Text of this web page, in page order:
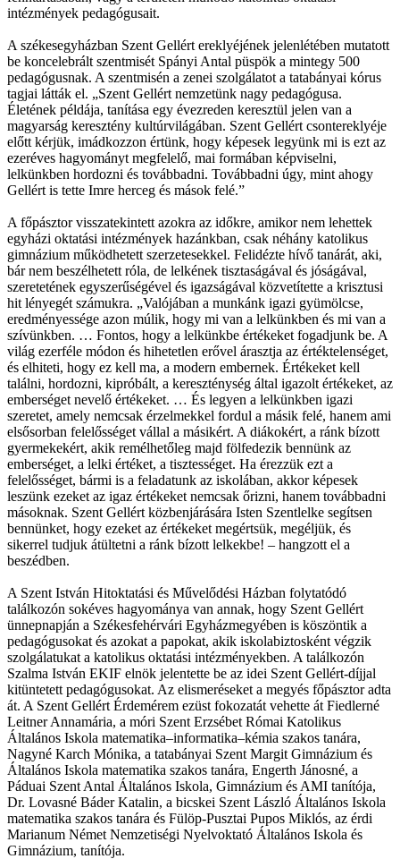
intézmények pedagógusait.
A székesegyházban Szent Gellért ereklyéjének jelenlétében mutatott
be koncelebrált szentmisét Spányi Antal püspök a mintegy 500
pedagógusnak. A szentmisén a zenei szolgálatot a tatabányai kórus
tagjai látták el. „Szent Gellért nemzetünk nagy pedagógusa.
Életének példája, tanítása egy évezreden keresztül jelen van a
magyarság keresztény kultúrvilágában. Szent Gellért csontereklyéje
előtt kérjük, imádkozzon értünk, hogy képesek legyünk mi is ezt az
ezeréves hagyományt megfelelő, mai formában képviselni,
lelkünkben hordozni és továbbadni. Továbbadni úgy, mint ahogy
Gellért is tette Imre herceg és mások felé.”
A főpásztor visszatekintett azokra az időkre, amikor nem lehettek
egyházi oktatási intézmények hazánkban, csak néhány katolikus
gimnázium működhetett szerzetesekkel. Felidézte hívő tanárát, aki,
bár nem beszélhetett róla, de lelkének tisztaságával és jóságával,
szeretetének egyszerűségével és igazságával közvetítette a krisztusi
hit lényegét számukra. „Valójában a munkánk igazi gyümölcse,
eredményessége azon múlik, hogy mi van a lelkünkben és mi van a
szívünkben. … Fontos, hogy a lelkünkbe értékeket fogadjunk be. A
világ ezerféle módon és hihetetlen erővel árasztja az értéktelenséget,
és elhiteti, hogy ez kell ma, a modern embernek. Értékeket kell
találni, hordozni, kipróbált, a kereszténység által igazolt értékeket, az
emberséget nevelő értékeket. … És legyen a lelkünkben igazi
szeretet, amely nemcsak érzelmekkel fordul a másik felé, hanem ami
elsősorban felelősséget vállal a másikért. A diákokért, a ránk bízott
gyermekekért, akik remélhetőleg majd fölfedezik bennünk az
emberséget, a lelki értéket, a tisztességet. Ha érezzük ezt a
felelősséget, bármi is a feladatunk az iskolában, akkor képesek
leszünk ezeket az igaz értékeket nemcsak őrizni, hanem továbbadni
másoknak. Szent Gellért közbenjárására Isten Szentlelke segítsen
bennünket, hogy ezeket az értékeket megértsük, megéljük, és
sikerrel tudjuk átültetni a ránk bízott lelkekbe! – hangzott el a
beszédben.
A Szent István Hitoktatási és Művelődési Házban folytatódó
találkozón sokéves hagyománya van annak, hogy Szent Gellért
ünnepnapján a Székesfehérvári Egyházmegyében is köszöntik a
pedagógusokat és azokat a papokat, akik iskolabiztosként végzik
szolgálatukat a katolikus oktatási intézményekben. A találkozón
Szalma István EKIF elnök jelentette be az idei Szent Gellért-díjjal
kitüntetett pedagógusokat. Az elismeréseket a megyés főpásztor adta
át. A Szent Gellért Érdemérem ezüst fokozatát vehette át Fiedlerné
Leitner Annamária, a móri Szent Erzsébet Római Katolikus
Általános Iskola matematika–informatika–kémia szakos tanára,
Nagyné Karch Mónika, a tatabányai Szent Margit Gimnázium és
Általános Iskola matematika szakos tanára, Engerth Jánosné, a
Páduai Szent Antal Általános Iskola, Gimnázium és AMI tanítója,
Dr. Lovasné Báder Katalin, a bicskei Szent László Általános Iskola
matematika szakos tanára és Fülöp-Pusztai Pupos Miklós, az érdi
Marianum Német Nemzetiségi Nyelvoktató Általános Iskola és
Gimnázium, tanítója.